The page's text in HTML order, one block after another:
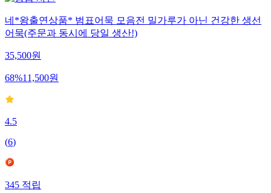
네*왕출연상품* 범표어묵 모음전 밀가루가 아닌 건강한 생선
어묵(주문과 동시에 당일 생산!)
35,500원
68%11,500원
4.5
(6)
345적립